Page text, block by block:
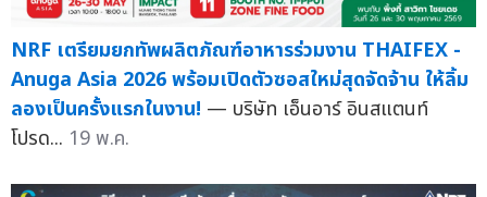
NRF เตรียมยกทัพผลิตภัณฑ์อาหารร่วมงาน THAIFEX -
Anuga Asia 2026 พร้อมเปิดตัวซอสใหม่สุดจัดจ้าน ให้ลิ้ม
ลองเป็นครั้งแรกในงาน! — บริษัท เอ็นอาร์ อินสแตนท์
โปรด... 19 พ.ค.